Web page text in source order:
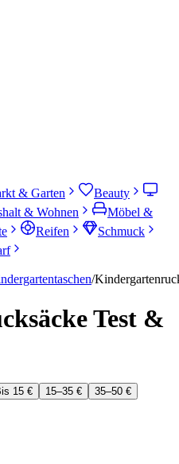
& Garten
Beauty
& Wohnen
Möbel &
Reifen
Schmuck
/
Test &
15 € 15–35 €
35–50 €